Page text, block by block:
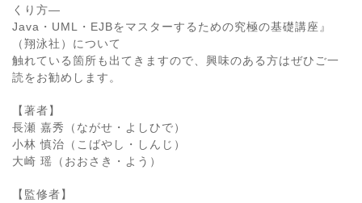
くり方―
Java・UML・EJBをマスターするための究極の基礎講座』
（翔泳社）について
触れている箇所も出てきますので、興味のある方はぜひご一
読をお勧めします。
【著者】
長瀬 嘉秀（ながせ・よしひで）
小林 慎治（こばやし・しんじ）
大崎 瑶（おおさき・よう）
【監修者】